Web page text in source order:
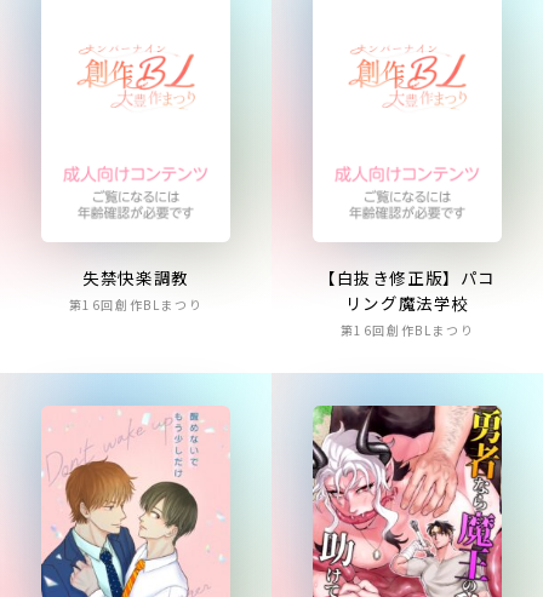
失禁快楽調教
第16回創作BLまつり
【白抜き修正版】パコ
リング魔法学校
第16回創作BLまつり